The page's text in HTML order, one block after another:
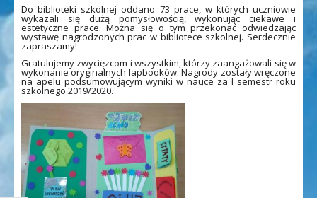
Do biblioteki szkolnej oddano 73 prace, w których uczniowie
wykazali się dużą pomysłowością, wykonując ciekawe i
estetyczne prace. Można się o tym przekonać odwiedzając
wystawę nagrodzonych prac w bibliotece szkolnej. Serdecznie
zapraszamy!
Gratulujemy zwycięzcom i wszystkim, którzy zaangażowali się w
wykonanie oryginalnych lapbooków. Nagrody zostały wręczone
na apelu podsumowującym wyniki w nauce za I semestr roku
szkolnego 2019/2020.